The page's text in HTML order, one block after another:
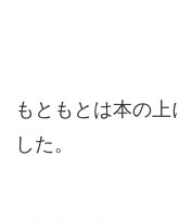
もともとは本の
した。